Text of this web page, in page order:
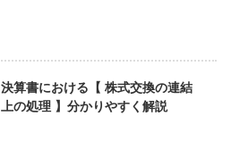
決算書における【 株式交換の連結
上の処理 】分かりやすく解説